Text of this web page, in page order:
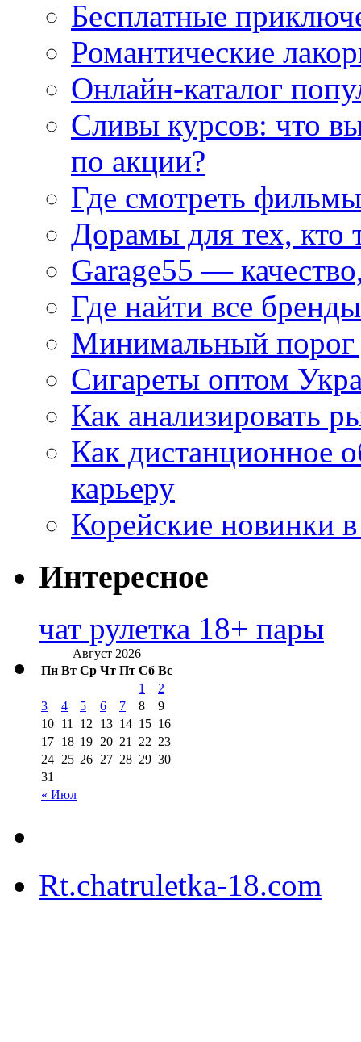
Бесплатные
Романтические
Онлайн-каталог
Сливы курсов: что
по акции?
Где смотреть
Дорамы для тех, кто
Garage55 —
Где найти все
Минимальный порог
Сигареты оптом
Как анализировать
Как дистанционное
карьеру
Корейские новинки
Интересное
чат рулетка 18+ пары
Август 2026
Пн Вт Ср Чт Пт Сб Вс
« Июл
1
2
3
4 5 6 7 8
9
10 11 12 13 14 15 16
17 18 19 20 21 22 23
24 25 26 27 28 29 30
31
Rt.chatruletka-18.com